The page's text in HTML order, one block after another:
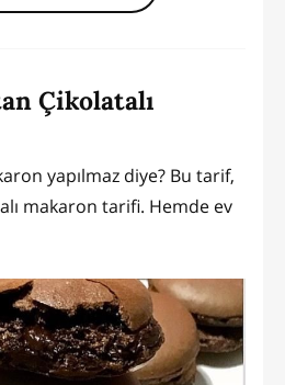
Çikolatalı
yapılmaz diye? Bu tarif,
makaron tarifi. Hemde ev